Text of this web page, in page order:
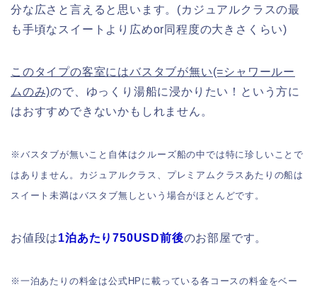
分な広さと言えると思います。(カジュアルクラスの最
も手頃なスイートより広めor同程度の大きさくらい)
このタイプの客室にはバスタブが無い(=シャワールー
ムのみ)ので、ゆっくり湯船に浸かりたい！という方に
はおすすめできないかもしれません。
※バスタブが無いこと自体はクルーズ船の中では特に珍しいことで
はありません。カジュアルクラス、プレミアムクラスあたりの船は
スイート未満はバスタブ無しという場合がほとんどです。
お値段は1泊あたり750USD前後のお部屋です。
※一泊あたりの料金は公式HPに載っている各コースの料金をベー